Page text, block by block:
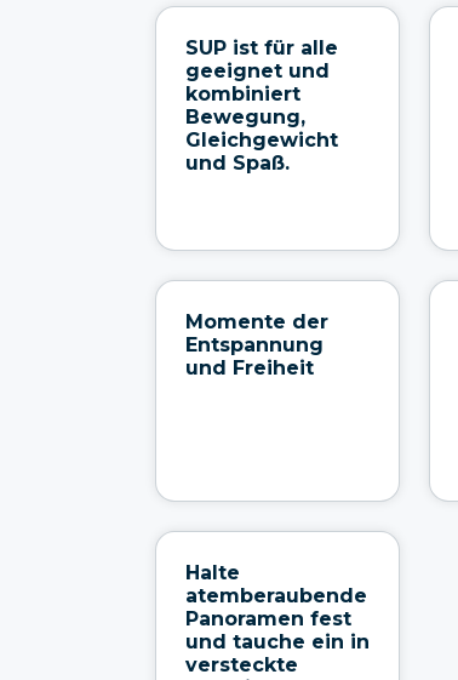
SUP ist für alle
geeignet und
kombiniert
Bewegung,
Gleichgewicht
und Spaß.
Momente der
Entspannung
und Freiheit
Halte
atemberaubende
Panoramen fest
und tauche ein in
versteckte